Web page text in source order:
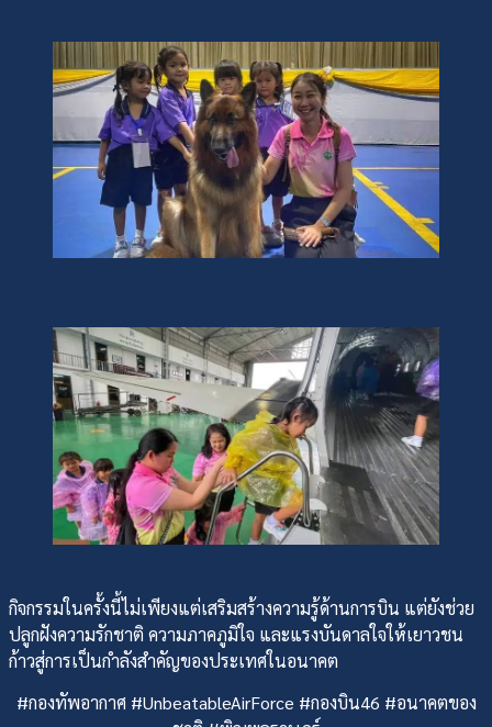
กิจกรรมในครั้งนี้ไม่เพียงแต่เสริมสร้างความรู้ด้านการบิน แต่ยังช่วย
ปลูกฝังความรักชาติ ความภาคภูมิใจ และแรงบันดาลใจให้เยาวชน
ก้าวสู่การเป็นกำลังสำคัญของประเทศในอนาคต
#กองทัพอากาศ #UnbeatableAirForce #กองบิน46 #อนาคตของ